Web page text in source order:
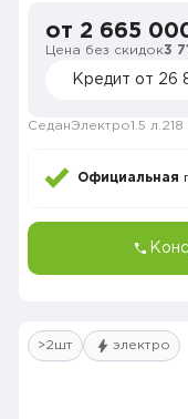
от 2 665
Цена без скидок3
Кредит от 26
СеданЭлектро1.5 л. 218
Официальная
>2шт электро